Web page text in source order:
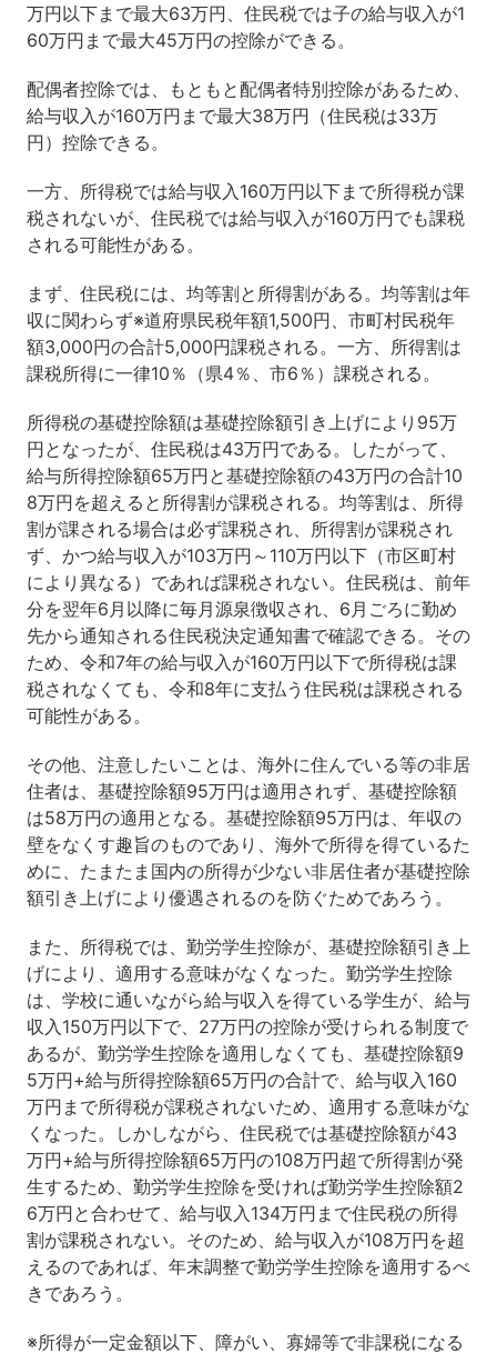
万円以下まで最大63万円、住民税では子の給与収入が1
60万円まで最大45万円の控除ができる。
配偶者控除では、もともと配偶者特別控除があるため、
給与収入が160万円まで最大38万円（住民税は33万
円）控除できる。
一方、所得税では給与収入160万円以下まで所得税が課
税されないが、住民税では給与収入が160万円でも課税
される可能性がある。
まず、住民税には、均等割と所得割がある。均等割は年
収に関わらず※道府県民税年額1,500円、市町村民税年
額3,000円の合計5,000円課税される。一方、所得割は
課税所得に一律10％（県4％、市6％）課税される。
所得税の基礎控除額は基礎控除額引き上げにより95万
円となったが、住民税は43万円である。したがって、
給与所得控除額65万円と基礎控除額の43万円の合計10
8万円を超えると所得割が課税される。均等割は、所得
割が課される場合は必ず課税され、所得割が課税され
ず、かつ給与収入が103万円～110万円以下（市区町村
により異なる）であれば課税されない。住民税は、前年
分を翌年6月以降に毎月源泉徴収され、6月ごろに勤め
先から通知される住民税決定通知書で確認できる。その
ため、令和7年の給与収入が160万円以下で所得税は課
税されなくても、令和8年に支払う住民税は課税される
可能性がある。
その他、注意したいことは、海外に住んでいる等の非居
住者は、基礎控除額95万円は適用されず、基礎控除額
は58万円の適用となる。基礎控除額95万円は、年収の
壁をなくす趣旨のものであり、海外で所得を得ているた
めに、たまたま国内の所得が少ない非居住者が基礎控除
額引き上げにより優遇されるのを防ぐためであろう。
また、所得税では、勤労学生控除が、基礎控除額引き上
げにより、適用する意味がなくなった。勤労学生控除
は、学校に通いながら給与収入を得ている学生が、給与
収入150万円以下で、27万円の控除が受けられる制度で
あるが、勤労学生控除を適用しなくても、基礎控除額9
5万円+給与所得控除額65万円の合計で、給与収入160
万円まで所得税が課税されないため、適用する意味がな
くなった。しかしながら、住民税では基礎控除額が43
万円+給与所得控除額65万円の108万円超で所得割が発
生するため、勤労学生控除を受ければ勤労学生控除額2
6万円と合わせて、給与収入134万円まで住民税の所得
割が課税されない。そのため、給与収入が108万円を超
えるのであれば、年末調整で勤労学生控除を適用するべ
きであろう。
※所得が一定金額以下、障がい、寡婦等で非課税になる